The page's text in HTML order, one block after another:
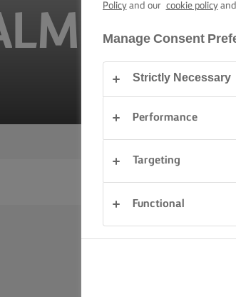
Home
Policyand our cookie policyand
Manage Consent
Strictly Necessary
Performance
Targeting
Functional